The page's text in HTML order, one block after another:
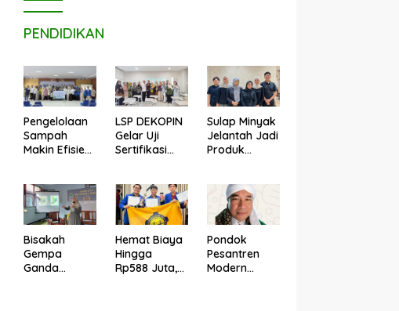
PENDIDIKAN
Pengelolaan
Sampah
Makin Efisien,
UPER
Kembangkan
Netrash
LSP DEKOPIN
Gelar Uji
Sertifikasi
Pendamping
Koperasi
Bersertifikat
BNSP di
Kampus STIE
MBI Depok.
Sulap Minyak
Jelantah Jadi
Produk
Mahasiswa
UPER Raih
Pendanaan
P2MW 2026
Bisakah
Gempa
Ganda
Hemat Biaya
Hingga
Rp588 Juta,
Pondok
Pesantren
Modern